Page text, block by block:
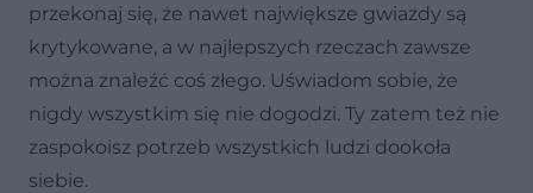
przekonaj się, że nawet największe gwiazdy są
krytykowane, a w najlepszych rzeczach zawsze
można znaleźć coś złego. Uświadom sobie, że
nigdy wszystkim się nie dogodzi. Ty zatem też nie
zaspokoisz potrzeb wszystkich ludzi dookoła
siebie.